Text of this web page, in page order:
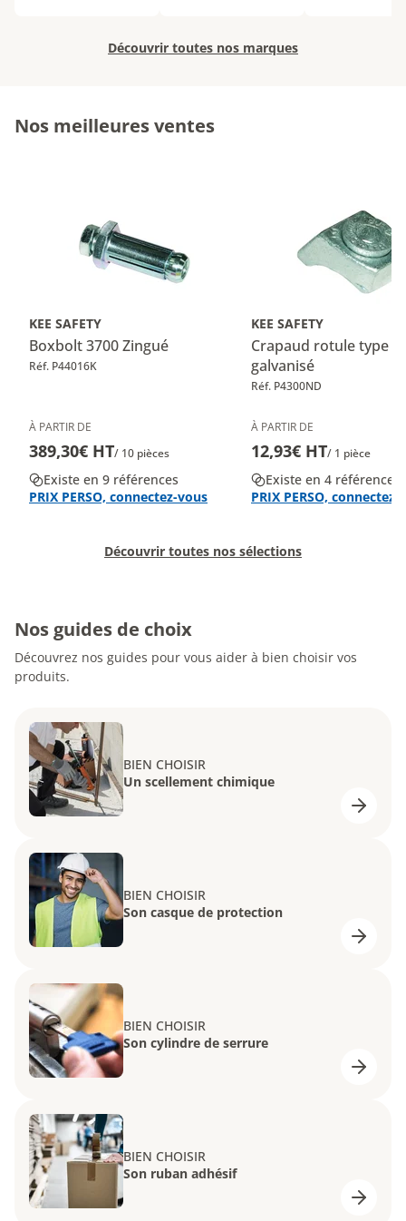
Découvrir toutes nos marques
Nos meilleures ventes
KEE SAFETY
Boxbolt 3700 Zingué
Réf. P44016K
À PARTIR DE
389,30€ HT/ 10 pièces
Existe en 9 références
PRIX PERSO, connectez-vous
KEE SAFETY
Crapaud rotule type
galvanisé
Réf. P4300ND
À PARTIR DE
12,93€ HT/ 1 pièce
Existe en 4 références
PRIX PERSO, connectez-
Découvrir toutes nos sélections
Nos guides de choix
Découvrez nos guides pour vous aider à bien choisir vos
produits.
BIEN CHOISIR
Un scellement chimique
BIEN CHOISIR
Son casque de protection
BIEN CHOISIR
Son cylindre de serrure
BIEN CHOISIR
Son ruban adhésif